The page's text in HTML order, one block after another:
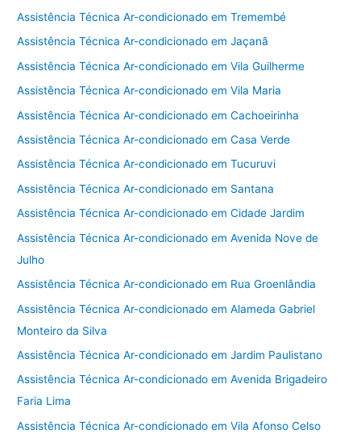
Assistência Técnica Ar-condicionado em Tremembé
Assistência Técnica Ar-condicionado em Jaçanã
Assistência Técnica Ar-condicionado em Vila Guilherme
Assistência Técnica Ar-condicionado em Vila Maria
Assistência Técnica Ar-condicionado em Cachoeirinha
Assistência Técnica Ar-condicionado em Casa Verde
Assistência Técnica Ar-condicionado em Tucuruvi
Assistência Técnica Ar-condicionado em Santana
Assistência Técnica Ar-condicionado em Cidade Jardim
Assistência Técnica Ar-condicionado em Avenida Nove de
Julho
Assistência Técnica Ar-condicionado em Rua Groenlândia
Assistência Técnica Ar-condicionado em Alameda Gabriel
Monteiro da Silva
Assistência Técnica Ar-condicionado em Jardim Paulistano
Assistência Técnica Ar-condicionado em Avenida Brigadeiro
Faria Lima
Assistência Técnica Ar-condicionado em Vila Afonso Celso